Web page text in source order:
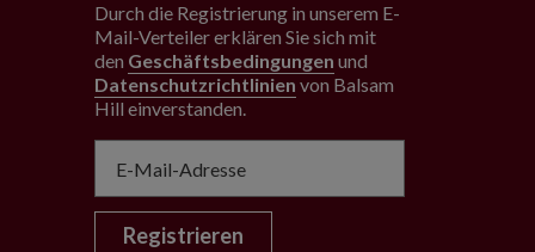
Durch die Registrierung in unserem E-
Mail-Verteiler erklären Sie sich mit
den Geschäftsbedingungen und
Datenschutzrichtlinien von Balsam
Hill einverstanden.
Registrieren